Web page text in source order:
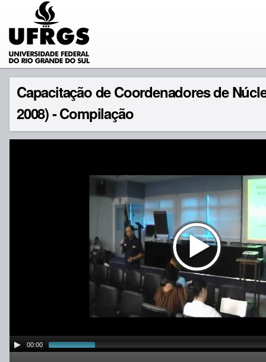
Capacitação de Coordenadores de
2008) - Compilação
00:00